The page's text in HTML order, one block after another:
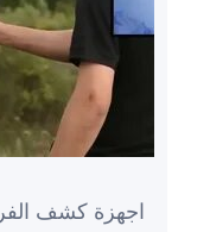
اجهزة كشف